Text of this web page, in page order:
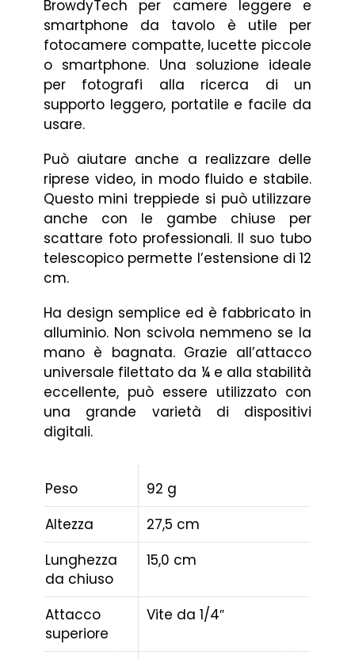
BrowdyTech per camere leggere e
smartphone da tavolo è utile per
fotocamere compatte, lucette piccole
o smartphone. Una soluzione ideale
per fotografi alla ricerca di un
supporto leggero, portatile e facile da
usare.
Può aiutare anche a realizzare delle
riprese video, in modo fluido e stabile.
Questo mini treppiede si può utilizzare
anche con le gambe chiuse per
scattare foto professionali. Il suo tubo
telescopico permette l’estensione di 12
cm.
Ha design semplice ed è fabbricato in
alluminio. Non scivola nemmeno se la
mano è bagnata. Grazie all’attacco
universale filettato da ¼ e alla stabilità
eccellente, può essere utilizzato con
una grande varietà di dispositivi
digitali.
Peso
92 g
Altezza
27,5 cm
Lunghezza
da chiuso
15,0 cm
Attacco
superiore
Vite da 1/4″